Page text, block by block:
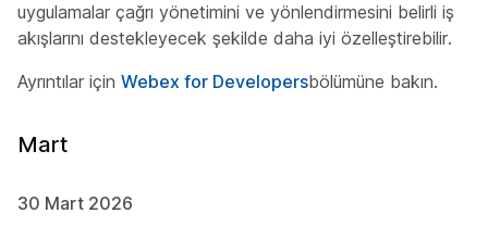
uygulamalar çağrı yönetimini ve yönlendirmesini belirli iş
akışlarını destekleyecek şekilde daha iyi özelleştirebilir.
Ayrıntılar için Webex for Developersbölümüne bakın.
Mart
30 Mart 2026